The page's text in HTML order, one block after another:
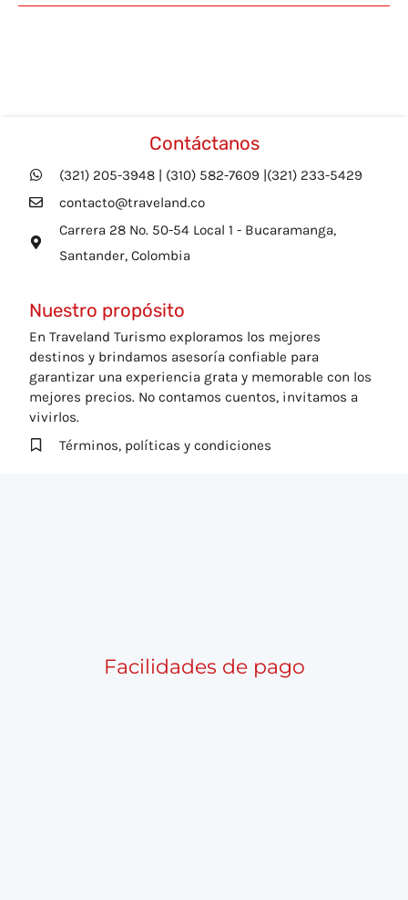
Contáctanos
(321) 205-3948 | (310) 582-7609 |(321) 233-5429
contacto@traveland.co
Carrera 28 No. 50-54 Local 1 - Bucaramanga,
Santander, Colombia
Nuestro propósito
En Traveland Turismo exploramos los mejores
destinos y brindamos asesoría confiable para
garantizar una experiencia grata y memorable con los
mejores precios. No contamos cuentos, invitamos a
vivirlos.
Términos, políticas y condiciones
Facilidades de pago